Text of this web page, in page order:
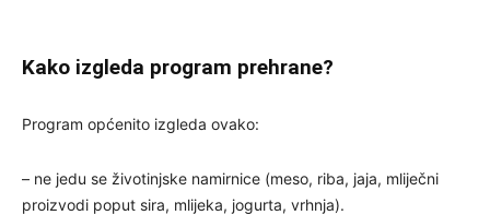
Kako izgleda program prehrane?
Program općenito izgleda ovako:
– ne jedu se životinjske namirnice (meso, riba, jaja, mliječni
proizvodi poput sira, mlijeka, jogurta, vrhnja).